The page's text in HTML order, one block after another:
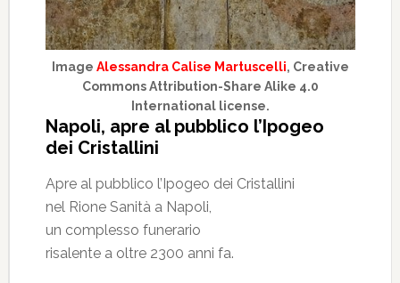
Image Alessandra Calise Martuscelli, Creative
Commons Attribution-Share Alike 4.0
International license.
Napoli, apre al pubblico l’Ipogeo
dei Cristallini
Apre al pubblico l’Ipogeo dei Cristallini
nel Rione Sanità a Napoli,
un complesso funerario
risalente a oltre 2300 anni fa.